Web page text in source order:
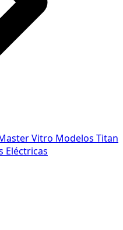
Vitro Modelos Titan
Eléctricas